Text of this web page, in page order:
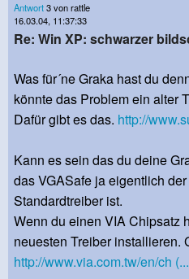
Antwort3 von rattle
16.03.04, 11:37:33
Re: Win XP: schwarzer
Was für´ne Graka hast du
könnte das Problem ein alter
Dafür gibt es das. http://
Kann es sein das du deine
das VGASafe ja eigentlich
Standardtreiber ist.
Wenn du einen VIA Chipsatz
neuesten Treiber installieren.
http://www.via.com.tw/en/ch